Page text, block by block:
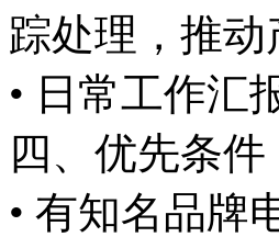
踪处理，推
• 日常工作汇
四、优先条件
• 有知名品牌